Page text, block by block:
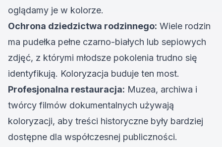
oglądamy je w kolorze.
Ochrona dziedzictwa rodzinnego: Wiele rodzin
ma pudełka pełne czarno-białych lub sepiowych
zdjęć, z którymi młodsze pokolenia trudno się
identyfikują. Koloryzacja buduje ten most.
Profesjonalna restauracja: Muzea, archiwa i
twórcy filmów dokumentalnych używają
koloryzacji, aby treści historyczne były bardziej
dostępne dla współczesnej publiczności.